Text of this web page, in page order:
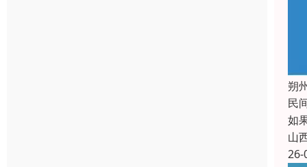
朔
民
如
山
26-